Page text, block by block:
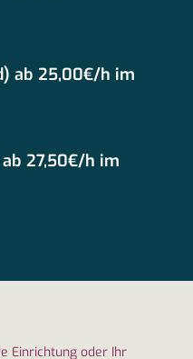
ab 25,00€/h im
27,50€/h im
Einrichtung oder Ihr